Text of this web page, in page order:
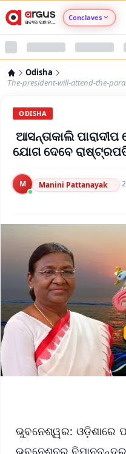
Conclaves
Argus
Argus
Argus
Argus
Odisha
The-president-will-attend-the-
ODISHA
ଆସନ୍ତାକାଲି
ଯୋଗ ଦେବେ
M Manini Pattanayak ·
ଭୁବନେଶ୍ୱର: ଓଡ଼ିଶାରେ
ଭୁବନେଶ୍ବର